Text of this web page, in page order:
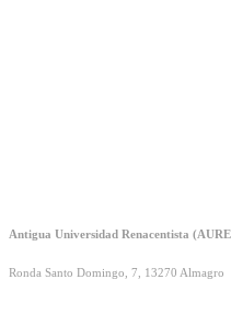
Antigua Universidad Renacentista
Ronda Santo Domingo, 7, 13270 Almagro